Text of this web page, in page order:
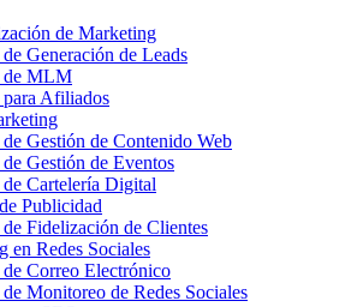
de Marketing
Generación de Leads
de MLM
Afiliados
Gestión de Contenido Web
Gestión de Eventos
Cartelería Digital
Publicidad
Fidelización de Clientes
en Redes Sociales
Correo Electrónico
Monitoreo de Redes Sociales